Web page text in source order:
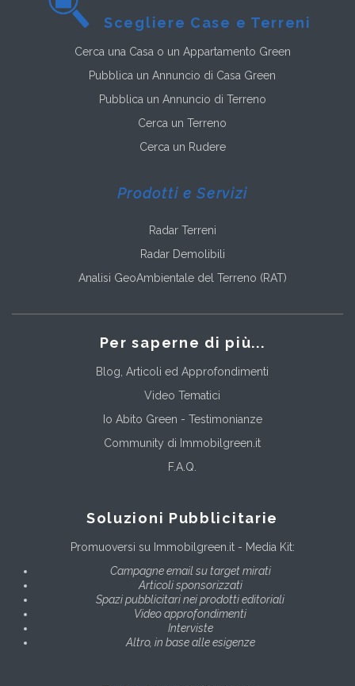
Scegliere Case e Terreni
Cerca una Casa o un Appartamento Green
Pubblica un Annuncio di Casa Green
Pubblica un Annuncio di Terreno
Cerca un Terreno
Cerca un Rudere
Prodotti e Servizi
Radar Terreni
Radar Demolibili
Analisi GeoAmbientale del Terreno (RAT)
Per saperne di più...
Blog, Articoli ed Approfondimenti
Video Tematici
Io Abito Green - Testimonianze
Community di Immobilgreen.it
F.A.Q.
Soluzioni Pubblicitarie
Promuoversi su Immobilgreen.it - Media Kit:
Campagne email su target mirati
Articoli sponsorizzati
Spazi pubblicitari nei prodotti editoriali
Video approfondimenti
Interviste
Altro, in base alle esigenze